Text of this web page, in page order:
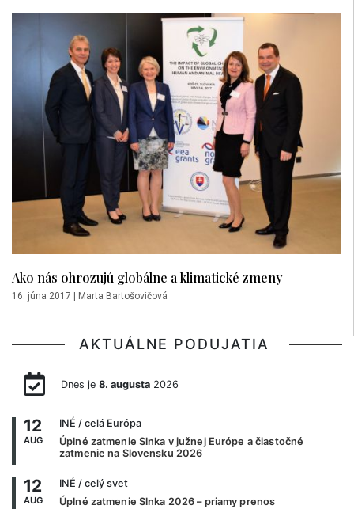
Ako nás ohrozujú globálne a klimatické zmeny
16. júna 2017 | Marta Bartošovičová
AKTUÁLNE PODUJATIA
Dnes je 8. augusta2026
12
AUG
INÉ / celá Európa
Úplné zatmenie Slnka v južnej Európe a čiastočné
zatmenie na Slovensku 2026
12
AUG
INÉ / celý svet
Úplné zatmenie Slnka 2026 – priamy prenos